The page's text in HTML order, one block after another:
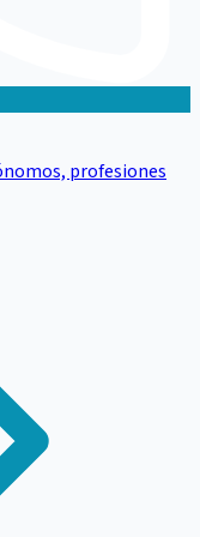
profesiones